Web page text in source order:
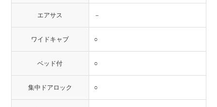
エアサス －
ワイドキャブ ○
ベッド付 ○
集中ドアロック ○